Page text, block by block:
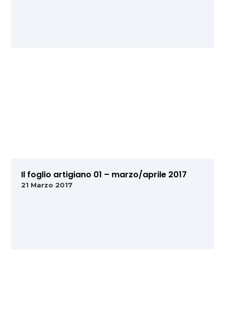
Il foglio artigiano 01 – marzo/aprile 2017
21 Marzo 2017